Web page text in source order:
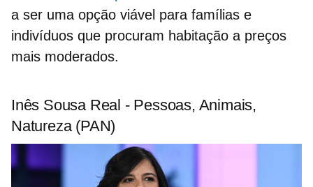
a ser uma opção viável para famílias e
indivíduos que procuram habitação a preços
mais moderados.
Inês Sousa Real - Pessoas, Animais,
Natureza (PAN)